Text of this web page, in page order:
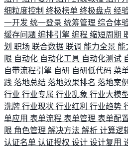
细粒度控制 终极榜单 终极盘点 经
一开发 统一登录 统筹管理 综合体
缓存问题 编排引擎 编程 缩短周期
划 职场 联合数据 联调 能力全景 能
限 自动化 自动化工具 自动化测试
自带流程引擎 自研 自研低代码 菜
践 落地总结 落地效果排名 落地案例
行业 行业专属 行业乱象 行业大模
洗牌 行业现状 行业红利 行业趋势
单应用 表单流程 表单管理 表单配
限 角色管理 解决方法 解析 计算逻
认证名单 认证授权 设计 设计复用